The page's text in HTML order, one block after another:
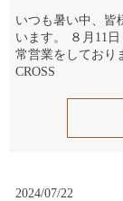
いつも暑い中、皆
います。 ８月11
常営業をしており
CROSS
2024/07/22